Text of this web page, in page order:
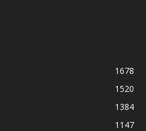
1678
1520
1384
1147